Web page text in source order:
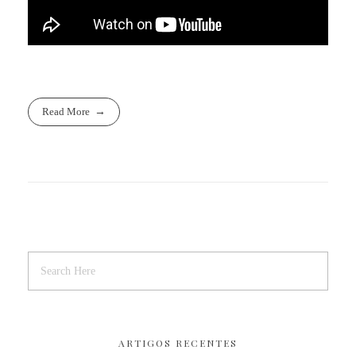
Read More
ARTIGOS RECENTES